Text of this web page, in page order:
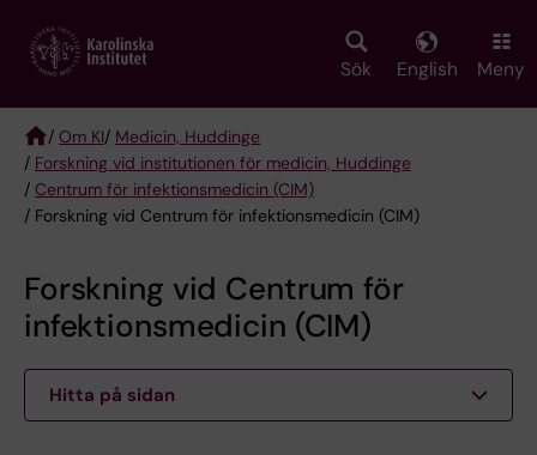
main
Sök English Meny
Breadcrumb
/ Om KI/ Medicin, Huddinge
/ Forskning vid institutionen för medicin, Huddinge
/ Centrum för infektionsmedicin (CIM)
/ Forskning vid Centrum för infektionsmedicin (CIM)
Forskning vid Centrum för
infektionsmedicin (CIM)
Hitta på sidan